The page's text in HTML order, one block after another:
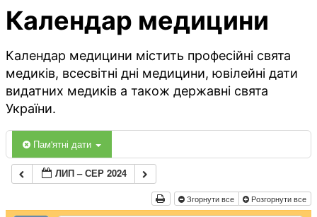
Календар медицини
Календар медицини містить професійні свята
медиків, всесвітні дні медицини, ювілейні дати
видатних медиків а також державні свята
України.
Пам'ятні дати
ЛИП – СЕР 2024
Згорнути все Розгорнути все